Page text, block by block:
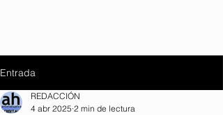
Entrada
REDACCIÓN
4 abr 2025 2 min de lectura